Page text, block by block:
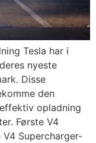
Tesla har i
nyeste
Disse
den
opladning
Første V4
Supercharger-